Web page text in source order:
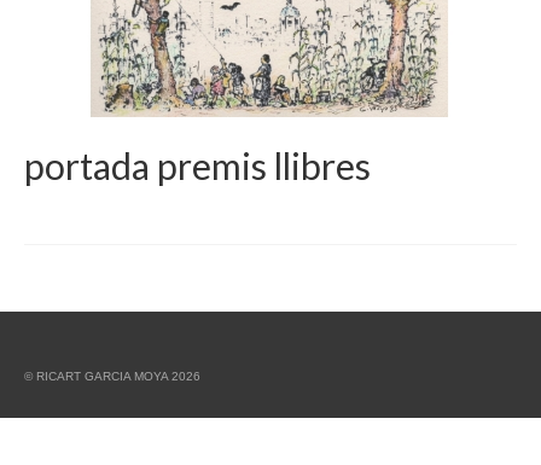
portada premis llibres
© RICART GARCIA MOYA 2026